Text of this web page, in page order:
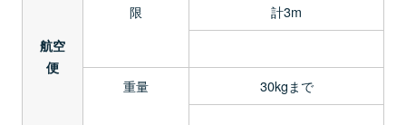
航空
便
限
計3m
重量 30kgまで